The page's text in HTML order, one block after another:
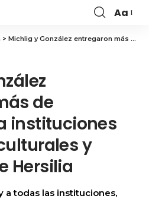
Aa
> Michlig y González entregaron más de $10millones a instituciones educativas, culturales y deportivas de Hersilia
de
instituciones
y
Hersilia
a todas las instituciones,